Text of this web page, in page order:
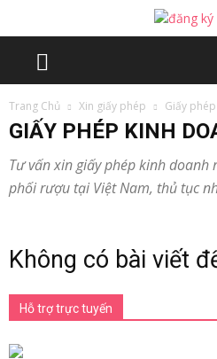
Trang Chủ Xin giấy phép Giấy
GIẤY PHÉP KINH
Tư vấn xin giấy phép kinh
phối rượu tại Việt Nam, thủ tục
Không có bài viết
Hỗ trợ trực tuyến